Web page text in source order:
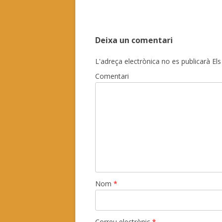
Deixa un comentari
L'adreça electrònica no es publicarà
Comentari
Nom *